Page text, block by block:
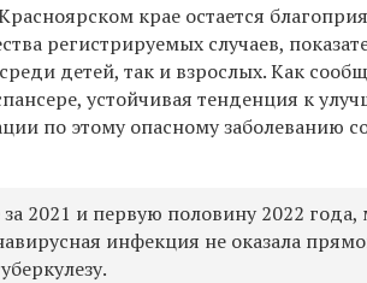
крае остается
регистрируемых случаев,
детей, так и взрослых. Как
устойчивая тенденция к
по этому опасному заболеванию
2021 и первую половину 2022
инфекция не оказала